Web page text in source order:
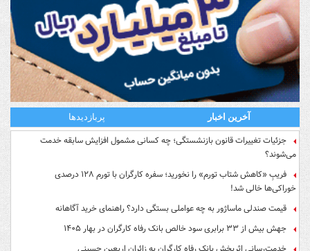
آخرین اخبار پربازدیدها
جزئیات تغییرات قانون بازنشستگی؛ چه کسانی مشمول افزایش سابقه خدمت
می‌شوند؟
فریبِ «کاهش شتاب تورم» را نخورید؛ سفره کارگران با تورم ۱۲۸ درصدی
خوراکی‌ها خالی شد!
قیمت صندلی ماساژور به چه عواملی بستگی دارد؟ راهنمای خرید آگاهانه
جهش بیش از ۳۳ برابری سود خالص بانک رفاه کارگران در بهار ۱۴۰۵
خدمت‌رسانی اثربخش بانک رفاه کارگران به زائران اربعین حسینی